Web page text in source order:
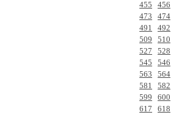
455
456
473
474
491
492
509
510
527
528
545
546
563
564
581
582
599
600
617
618